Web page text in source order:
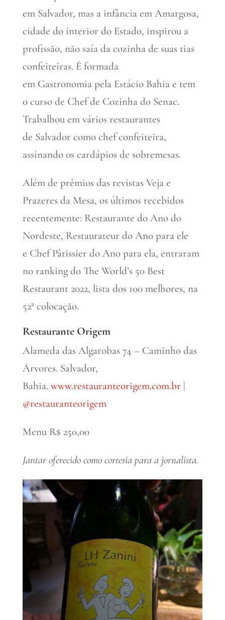
em Salvador, mas a infância em Amargosa,
cidade do interior do Estado, inspirou a
profissão, não saía da cozinha de suas tias
confeiteiras. É formada
em Gastronomia pela Estácio Bahia e tem
o curso de Chef de Cozinha do Senac.
Trabalhou em vários restaurantes
de Salvador como chef confeiteira,
assinando os cardápios de sobremesas.
Além de prêmios das revistas Veja e
Prazeres da Mesa, os últimos recebidos
recentemente: Restaurante do Ano do
Nordeste, Restaurateur do Ano para ele
e Chef Pâtissier do Ano para ela, entraram
no ranking do The World’s 50 Best
Restaurant 2022, lista dos 100 melhores, na
52ª colocação.
Restaurante Origem
Alameda das Algarobas 74 – Caminho das
Árvores. Salvador,
Bahia. www.restauranteorigem.com.br|
@restauranteorigem
Menu R$ 250,00
Jantar oferecido como cortesia para a jornalista.